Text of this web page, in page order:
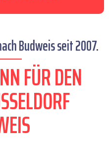
Budweis seit 2007.
FÜR DEN